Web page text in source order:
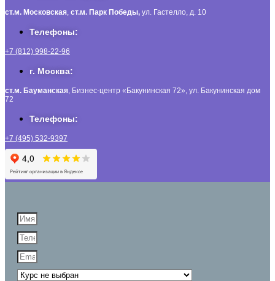
ст.м. Московская, ст.м. Парк Победы, ул. Гастелло, д. 10
Телефоны:
+7 (812) 998-22-96
г. Москва:
ст.м. Бауманская, Бизнес-центр «Бакунинская 72», ул. Бакунинская дом
72
Телефоны:
+7 (495) 532-9397